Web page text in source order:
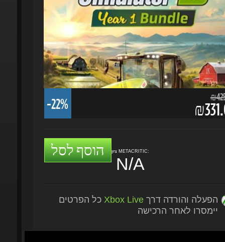
-22%
הוסף לסל
N/A
יימסרו לאחר הרכישה